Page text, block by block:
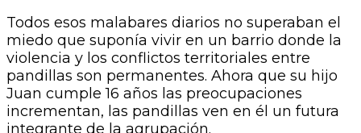
Todos esos malabares diarios no superaban el
miedo que suponía vivir en un barrio donde la
violencia y los conflictos territoriales entre
pandillas son permanentes. Ahora que su hijo
Juan cumple 16 años las preocupaciones
incrementan, las pandillas ven en él un futura
integrante de la agrupación.